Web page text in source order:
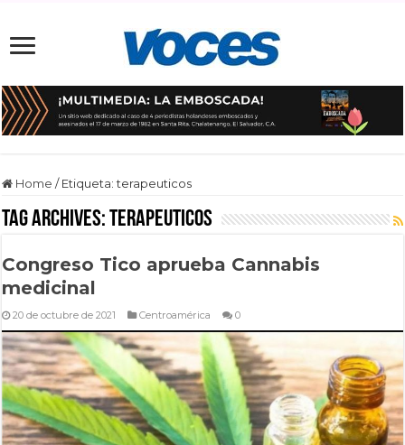
Home / Etiqueta:terapeuticos
Tag Archives:terapeuticos
Congreso Tico aprueba Cannabis
medicinal
20 de octubre de 2021 Centroamérica 0